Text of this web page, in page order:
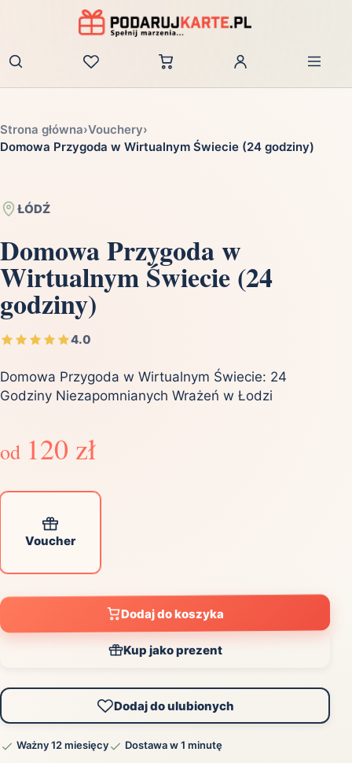
Zaloguj
Strona główna›Vouchery›
Domowa Przygoda w Wirtualnym Świecie (24 godziny)
ŁÓDŹ
Domowa Przygoda w
Wirtualnym Świecie (24
godziny)
4.0
Domowa Przygoda w Wirtualnym Świecie: 24
Godziny Niezapomnianych Wrażeń w Łodzi
od 120 zł
Voucher
Dodaj do koszyka
Kup jako prezent
Dodaj do ulubionych
Ważny 12 miesięcy Dostawa w 1 minutę